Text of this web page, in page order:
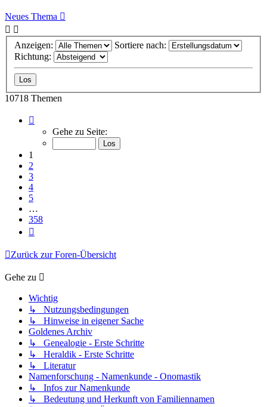
Neues Thema
Anzeigen:
Sortiere nach:
Richtung:
10718 Themen
von
Gehe zu Seite:
1
2
3
4
5
…
358
Zurück zur Foren-Übersicht
Gehe zu
Wichtig
↳ Nutzungsbedingungen
↳ Hinweise in eigener Sache
Goldenes Archiv
↳ Genealogie - Erste Schritte
↳ Heraldik - Erste Schritte
↳ Literatur
Namenforschung - Namenkunde - Onomastik
↳ Infos zur Namenkunde
↳ Bedeutung und Herkunft von Familiennamen